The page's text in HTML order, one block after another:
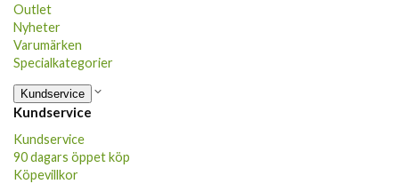
Outlet
Nyheter
Varumärken
Specialkategorier
Kundservice
Kundservice
Kundservice
90 dagars öppet köp
Köpevillkor